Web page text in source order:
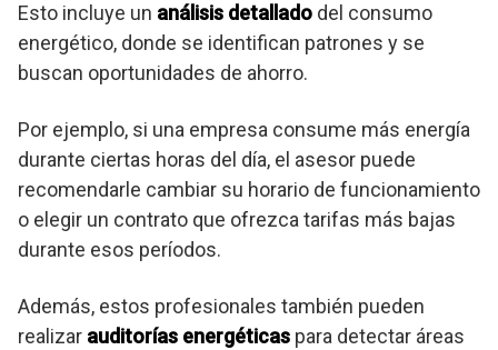
Esto incluye un análisis detallado del consumo
energético, donde se identifican patrones y se
buscan oportunidades de ahorro.
Por ejemplo, si una empresa consume más energía
durante ciertas horas del día, el asesor puede
recomendarle cambiar su horario de funcionamiento
o elegir un contrato que ofrezca tarifas más bajas
durante esos períodos.
Además, estos profesionales también pueden
realizar auditorías energéticas para detectar áreas